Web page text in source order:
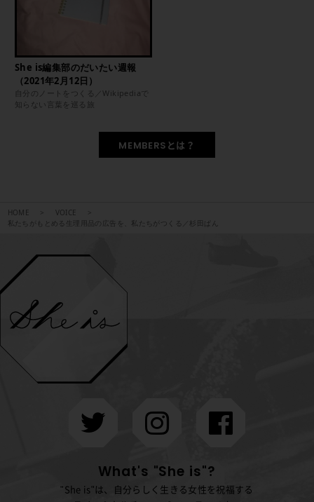
She is編集部のだいたい週報
（2021年2月12日）
自分のノートをつくる／Wikipediaで
知らない言葉を巡る旅
MEMBERSとは？
HOME
VOICE
私たちがもとめる生理用品の広告を、私たちがつくる／杉田ぱん
What's "She is"?
"She is"は、自分らしく生きる女性を祝福する